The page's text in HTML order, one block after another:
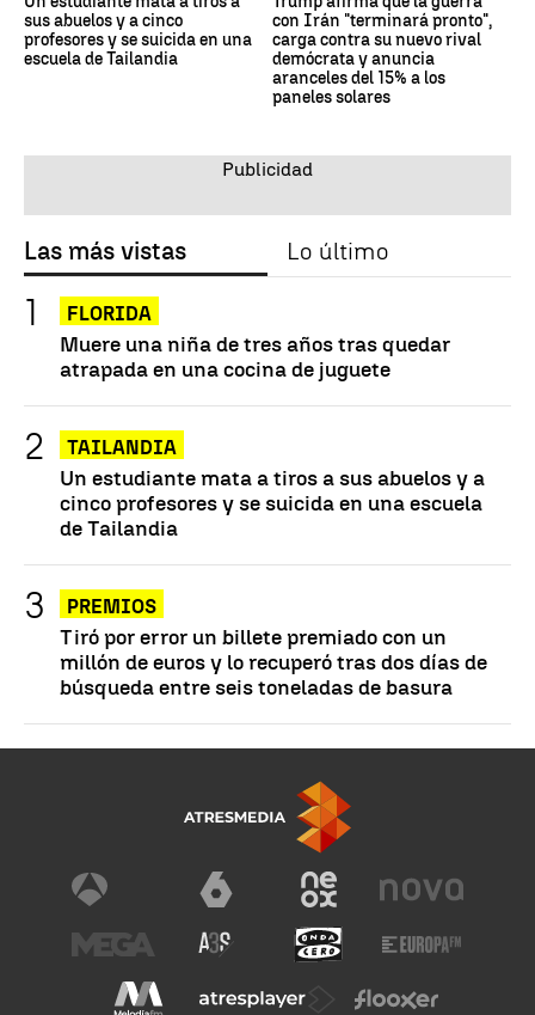
sus abuelos y a cinco
profesores y se suicida en una
escuela de Tailandia
con Irán "terminará pronto",
carga contra su nuevo rival
demócrata y anuncia
aranceles del 15% a los
paneles solares
Las más vistas Lo último
FLORIDA
Muere una niña de tres años tras quedar
atrapada en una cocina de juguete
TAILANDIA
Un estudiante mata a tiros a sus abuelos y a
cinco profesores y se suicida en una escuela
de Tailandia
PREMIOS
Tiró por error un billete premiado con un
millón de euros y lo recuperó tras dos días de
búsqueda entre seis toneladas de basura